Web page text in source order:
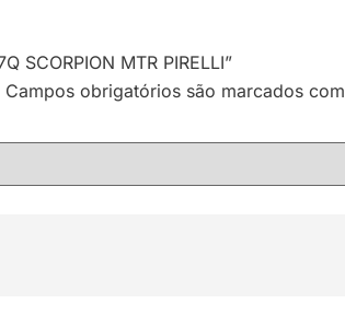
SCORPION MTR PIRELLI”
Campos obrigatórios são marcados com